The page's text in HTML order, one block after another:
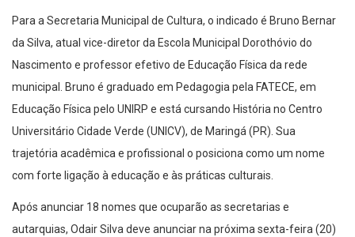
Para a Secretaria Municipal de Cultura, o indicado é Bruno Bernar
da Silva, atual vice-diretor da Escola Municipal Dorothóvio do
Nascimento e professor efetivo de Educação Física da rede
municipal. Bruno é graduado em Pedagogia pela FATECE, em
Educação Física pelo UNIRP e está cursando História no Centro
Universitário Cidade Verde (UNICV), de Maringá (PR). Sua
trajetória acadêmica e profissional o posiciona como um nome
com forte ligação à educação e às práticas culturais.
Após anunciar 18 nomes que ocuparão as secretarias e
autarquias, Odair Silva deve anunciar na próxima sexta-feira (20)